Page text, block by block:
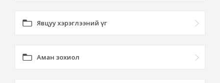
Явцуу хэрэглээний үг
Аман зохиол